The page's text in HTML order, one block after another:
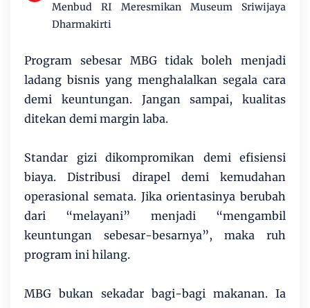
Menbud RI Meresmikan Museum Sriwijaya
Dharmakirti
Program sebesar MBG tidak boleh menjadi
ladang bisnis yang menghalalkan segala cara
demi keuntungan. Jangan sampai, kualitas
ditekan demi margin laba.
Standar gizi dikompromikan demi efisiensi
biaya. Distribusi dirapel demi kemudahan
operasional semata. Jika orientasinya berubah
dari “melayani” menjadi “mengambil
keuntungan sebesar-besarnya”, maka ruh
program ini hilang.
MBG bukan sekadar bagi-bagi makanan. Ia